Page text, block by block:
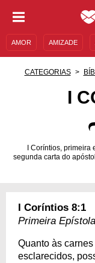
AMOR AMIZADE
CATEGORIAS
I
I Coríntios,
segunda carta do
I Coríntios 8:1
Primeira
Quanto às
esclarecidos,